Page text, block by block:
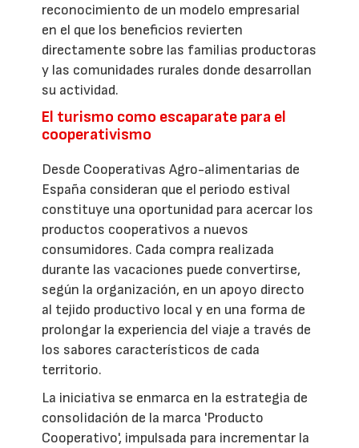
reconocimiento de un modelo empresarial
en el que los beneficios revierten
directamente sobre las familias productoras
y las comunidades rurales donde desarrollan
su actividad.
El turismo como escaparate para el
cooperativismo
Desde Cooperativas Agro-alimentarias de
España consideran que el periodo estival
constituye una oportunidad para acercar los
productos cooperativos a nuevos
consumidores. Cada compra realizada
durante las vacaciones puede convertirse,
según la organización, en un apoyo directo
al tejido productivo local y en una forma de
prolongar la experiencia del viaje a través de
los sabores característicos de cada
territorio.
La iniciativa se enmarca en la estrategia de
consolidación de la marca 'Producto
Cooperativo', impulsada para incrementar la